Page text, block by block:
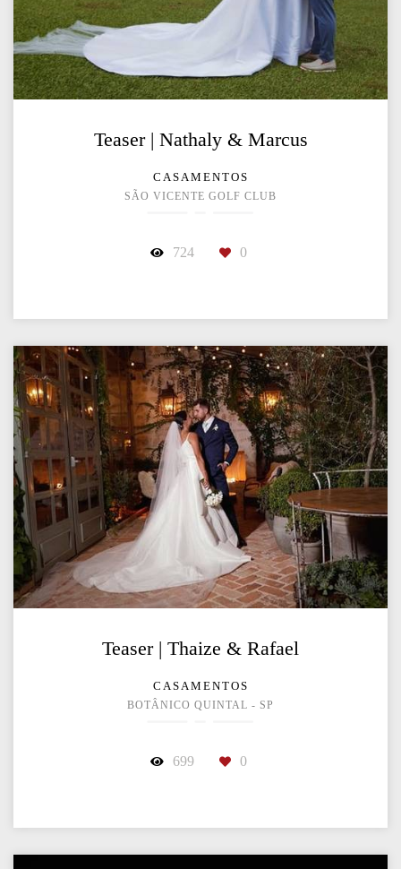
Teaser | Nathaly & Marcus
CASAMENTOS
SÃO VICENTE GOLF CLUB
724 0
Teaser | Thaize & Rafael
CASAMENTOS
BOTÂNICO QUINTAL - SP
699 0